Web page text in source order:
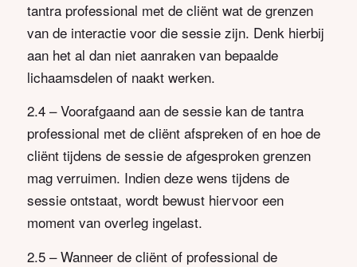
tantra professional met de cliënt wat de grenzen
van de interactie voor die sessie zijn. Denk hierbij
aan het al dan niet aanraken van bepaalde
lichaamsdelen of naakt werken.
2.4 – Voorafgaand aan de sessie kan de tantra
professional met de cliënt afspreken of en hoe de
cliënt tijdens de sessie de afgesproken grenzen
mag verruimen. Indien deze wens tijdens de
sessie ontstaat, wordt bewust hiervoor een
moment van overleg ingelast.
2.5 – Wanneer de cliënt of professional de